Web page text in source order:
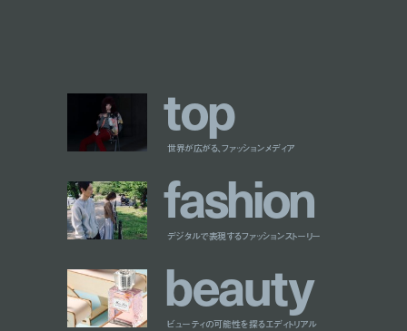
top
世界が広がる、ファッションメディア
fashion
デジタルで表現するファッションストーリー
beauty
ビューティの可能性を探るエディトリアル